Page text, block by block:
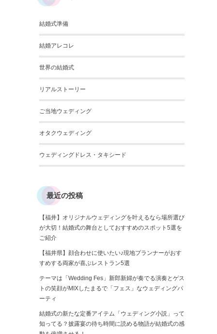
結婚式準備
結婚アレコレ
世界の結婚式
リアルストーリー
ご当地ウェディング
オタクウェディング
ウェディングドレス・タキシード
最近の投稿
【福井】オリジナルウェディングを叶えるなら場所選び
が大切！結婚式の舞台としておすすめのスポット5選を
ご紹介
【福井県】顔合わせに使いたい♪現地プランナーがおす
すめする両家が喜ぶレストラン5選
テーマは「Wedding Fes」新郎新婦が奏でる演奏とゲス
トの笑顔がMIXしたまるで「フェス」なウェディングパ
ーティ
結婚式の新たな定番アイテム「ウェディング小説」って
知ってる？披露宴の待ち時間に読める物語が結婚式の感